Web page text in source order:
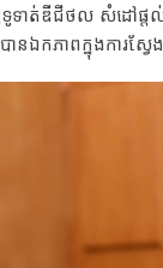
ធទូទាត់ឌីជីថល សំដៅផ្ត
ឯកភាពក្នុងការស្វែ